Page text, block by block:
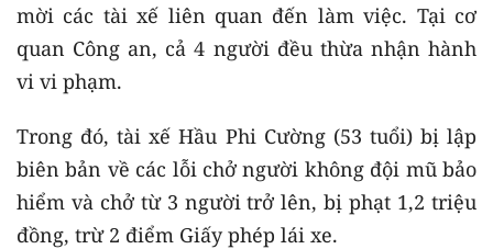
mời các tài xế liên quan đến làm việc. Tại cơ
quan Công an, cả 4 người đều thừa nhận hành
vi vi phạm.
Trong đó, tài xế Hầu Phi Cường (53 tuổi) bị lập
biên bản về các lỗi chở người không đội mũ bảo
hiểm và chở từ 3 người trở lên, bị phạt 1,2 triệu
đồng, trừ 2 điểm Giấy phép lái xe.